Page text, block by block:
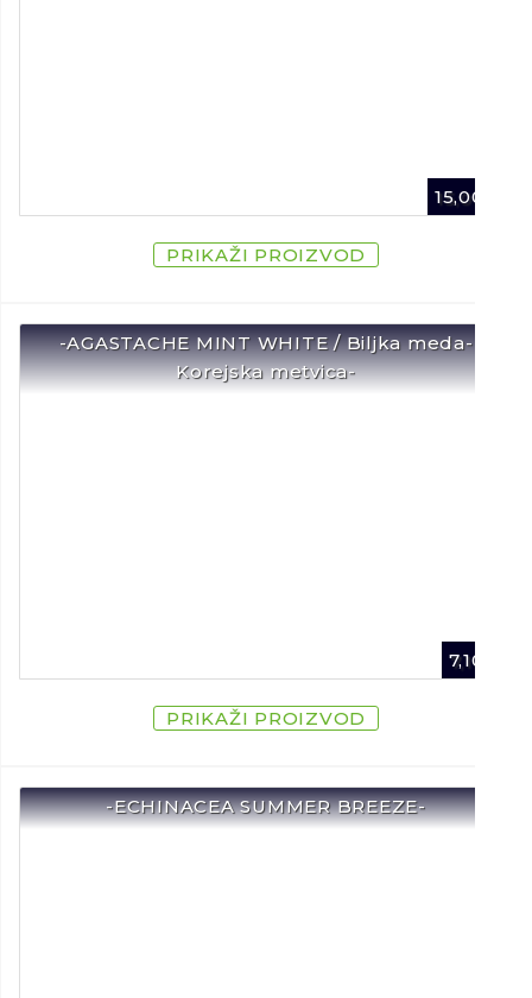
15,00
PRIKAŽI PROIZVOD
-AGASTACHE MINT WHITE / Biljka meda-
Korejska metvica-
7,10
PRIKAŽI PROIZVOD
-ECHINACEA SUMMER BREEZE-